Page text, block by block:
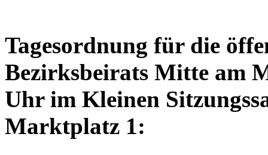
Tagesordnung für die
Bezirksbeirats Mitte am
Uhr im Kleinen
Marktplatz 1: